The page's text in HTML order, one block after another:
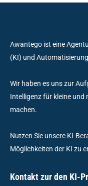
Awantego ist eine
(KI) und
Wir haben es uns zur
Intelligenz für kleine
machen.
Nutzen Sie unsere KI-
Möglichkeiten der KI zu
Kontakt zur den KI-